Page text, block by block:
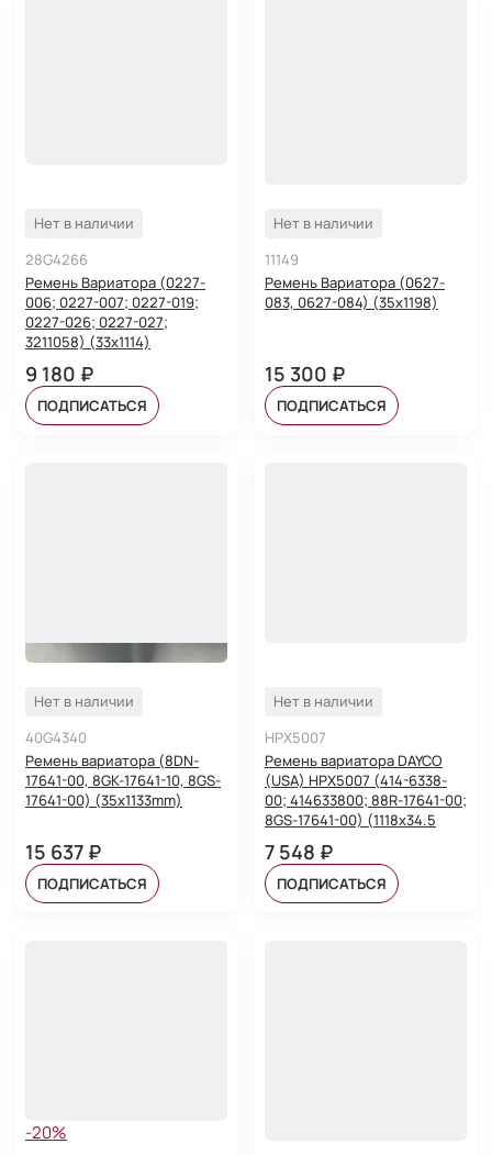
Нет в наличии
28G4266
Ремень Вариатора (0227-
006; 0227-007; 0227-019;
0227-026; 0227-027;
3211058) (33x1114)
9 180 ₽
ПОДПИСАТЬСЯ
Нет в наличии
11149
Ремень Вариатора (0627-
083, 0627-084) (35x1198)
15 300 ₽
ПОДПИСАТЬСЯ
Нет в наличии
40G4340
Ремень вариатора (8DN-
17641-00, 8GK-17641-10, 8GS-
17641-00) (35x1133mm)
15 637 ₽
ПОДПИСАТЬСЯ
Нет в наличии
HPX5007
Ремень вариатора DAYCO
(USA) HPX5007 (414-6338-
00; 414633800; 88R-17641-00;
8GS-17641-00) (1118x34.5
7 548 ₽
ПОДПИСАТЬСЯ
-20%